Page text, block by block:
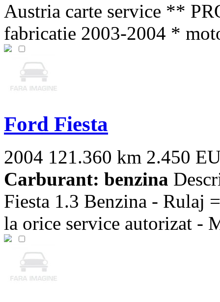
Austria carte service **
fabricatie 2003-2004 *
Ford Fiesta
2004 121.360 km 2.450
Carburant: benzina
Fiesta 1.3 Benzina - Rulaj
la orice service autorizat -